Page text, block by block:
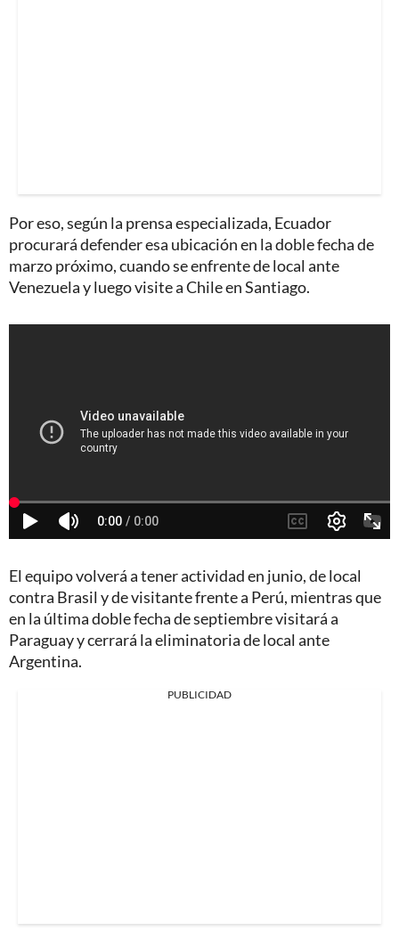
Por eso, según la prensa especializada, Ecuador
procurará defender esa ubicación en la doble fecha de
marzo próximo, cuando se enfrente de local ante
Venezuela y luego visite a Chile en Santiago.
El equipo volverá a tener actividad en junio, de local
contra Brasil y de visitante frente a Perú, mientras que
en la última doble fecha de septiembre visitará a
Paraguay y cerrará la eliminatoria de local ante
Argentina.
PUBLICIDAD